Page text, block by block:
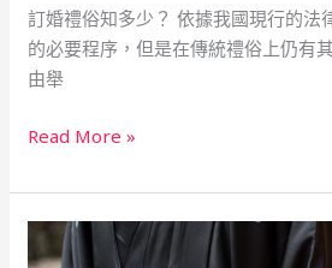
訂婚禮俗知多少？ 依據我國現行的法
的必要程序，但是在傳統禮俗上仍有
由舉
俗
知
多
Read More »